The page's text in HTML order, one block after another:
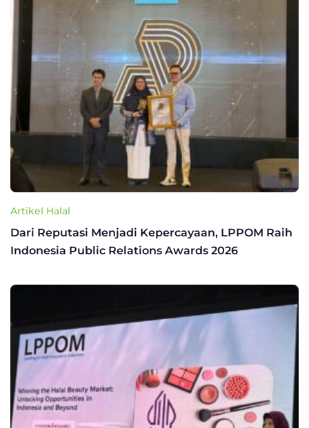
Artikel Halal
Dari Reputasi Menjadi Kepercayaan, LPPOM Raih
Indonesia Public Relations Awards 2026